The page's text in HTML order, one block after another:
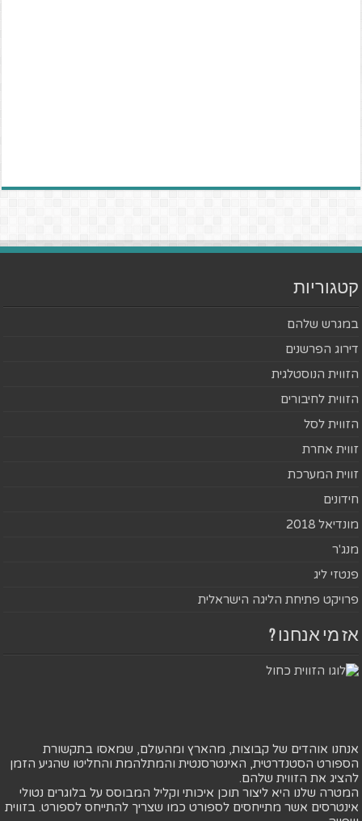
קטגוריות
במגרש שלהם
דירוג הפרשנים
הזווית הנוסטלגית
הזווית לחיבורים
הזווית לסל
זווית אחרת
זווית המערכת
חידונים
מונדיאל 2018
מנג'ר
פנטזי ליג
פרויקט פתיחת הליגה הישראלית
אז מי אנחנו ?
אנחנו אוהדים של קבוצות, מהארץ ומהעולם, שמאסו בתקשורת
הספורט הסטנדרטית, האינטרסנטית והמתלהמת והחליטו שהגיע הזמן
להציג את הזווית שלהם.
המטרה שלנו היא ליצור תוכן איכותי וקליל המבוסס על בלוגרים נטולי
אינטרסים אשר מתייחסים לספורט כמו שצריך להתייחס לספורט. בזווית